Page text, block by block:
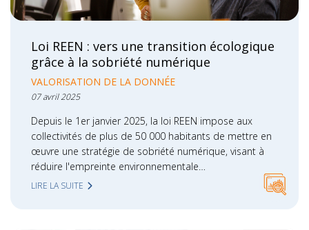
Loi REEN : vers une transition écologique
grâce à la sobriété numérique
VALORISATION DE LA DONNÉE
07 avril 2025
Depuis le 1er janvier 2025, la loi REEN impose aux
collectivités de plus de 50 000 habitants de mettre en
œuvre une stratégie de sobriété numérique, visant à
réduire l'empreinte environnementale…
LIRE LA SUITE